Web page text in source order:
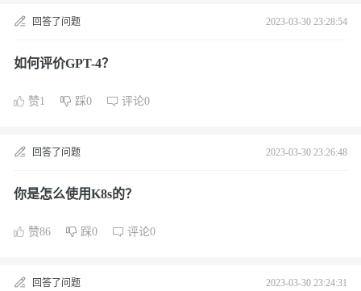
回答了问题 2023-03-30 23:28:54
如何评价GPT-4？
赞1 踩0 评论0
回答了问题 2023-03-30 23:26:48
你是怎么使用K8s的？
赞86 踩0 评论0
回答了问题 2023-03-30 23:24:31